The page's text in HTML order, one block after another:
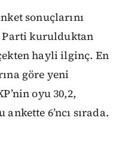
sonuçlarını
Parti kurulduktan
hayli ilginç. En
göre yeni
oyu 30,2,
ankette 6’ncı sırada.